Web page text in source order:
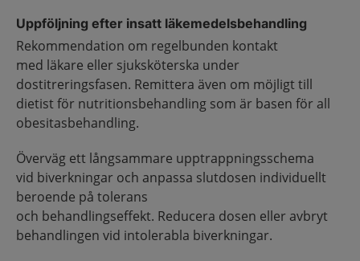
Uppföljning efter insatt läkemedelsbehandling
Rekommendation om regelbunden kontakt
med läkare eller sjuksköterska under
dostitreringsfasen. Remittera även om möjligt till
dietist för nutritionsbehandling som är basen för all
obesitasbehandling.
Överväg ett långsammare upptrappningsschema
vid biverkningar och anpassa slutdosen individuellt
beroende på tolerans
och behandlingseffekt. Reducera dosen eller avbryt
behandlingen vid intolerabla biverkningar.